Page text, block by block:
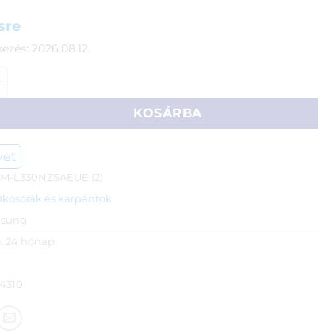
2026.08.12.
Watch 8 okosóra 44mm (ezüst) mennyiség
KOSÁRBA
L330NZSAEUE (2)
és karpántok
24 hónap